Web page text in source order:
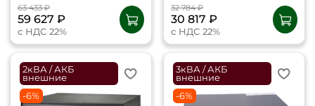
63 433 ₽
59 627 ₽
с НДС 22%
32 784 ₽
30 817 ₽
с НДС 22%
2кВА / АКБ
внешние
-6%
3кВА / АКБ
внешние
-6%